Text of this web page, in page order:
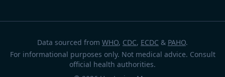
Data sourced from WHO, CDC, ECDC & PAHO.
For informational purposes only. Not medical advice. Consult
official health authorities.